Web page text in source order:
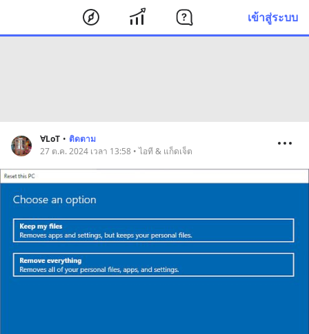
เข้าสู่ระบบ
∀LoT • ติดตาม
27 ต.ค. 2024 เวลา 13:58 • ไอที & แก็ดเจ็ต